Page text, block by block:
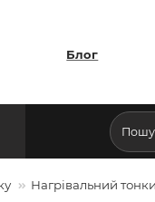
Блог
Нагрівальний